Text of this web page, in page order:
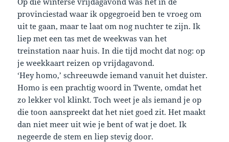
provinciestad waar ik opgegroeid ben te vroeg om
uit te gaan, maar te laat om nog nuchter te zijn. Ik
liep met een tas met de weekwas van het
treinstation naar huis. In die tijd mocht dat nog: op
je weekkaart reizen op vrijdagavond.
‘Hey homo,’ schreeuwde iemand vanuit het duister.
Homo is een prachtig woord in Twente, omdat het
zo lekker vol klinkt. Toch weet je als iemand je op
die toon aanspreekt dat het niet goed zit. Het maakt
dan niet meer uit wie je bent of wat je doet. Ik
negeerde de stem en liep stevig door.